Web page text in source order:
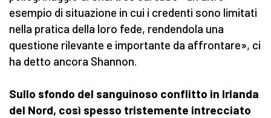
esempio di situazione in cui i credenti sono limitati
nella pratica della loro fede, rendendola una
questione rilevante e importante da affrontare», ci
ha detto ancora Shannon.
Sullo sfondo del sanguinoso conflitto in Irlanda
del Nord, così spesso tristemente intrecciato